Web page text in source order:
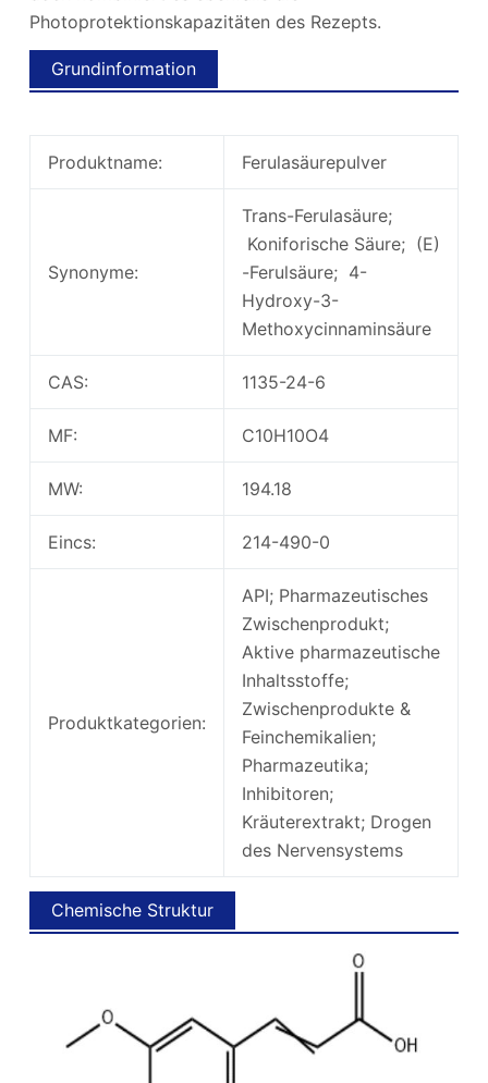
Photoprotektionskapazitäten des Rezepts.
Grundinformation
Produktname: Ferulasäurepulver
Synonyme:
Trans-Ferulasäure;
Koniforische Säure; (E)
-Ferulsäure; 4-
Hydroxy-3-
Methoxycinnaminsäure
CAS: 1135-24-6
MF: C10H10O4
MW: 194.18
Eincs: 214-490-0
Produktkategorien:
API; Pharmazeutisches
Zwischenprodukt;
Aktive pharmazeutische
Inhaltsstoffe;
Zwischenprodukte &
Feinchemikalien;
Pharmazeutika;
Inhibitoren;
Kräuterextrakt; Drogen
des Nervensystems
Chemische Struktur